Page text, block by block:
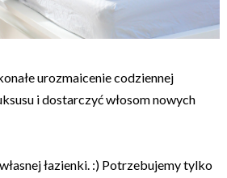
urozmaicenie codziennej
i dostarczyć włosom nowych
łazienki. :) Potrzebujemy tylko